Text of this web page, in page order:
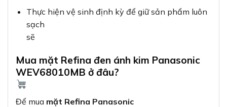
Thực hiện vệ sinh định kỳ để giữ sản phẩm luôn
sạch
sẽ
Mua mặt Refina đen ánh kim Panasonic
WEV68010MB ở đâu?
Để mua mặt Refina Panasonic